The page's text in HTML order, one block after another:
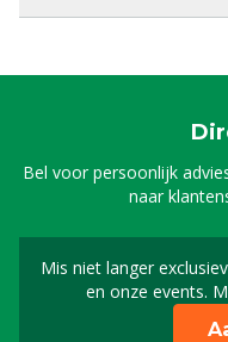
Bel voor persoonlijk
naar
Mis niet langer
en onze events.